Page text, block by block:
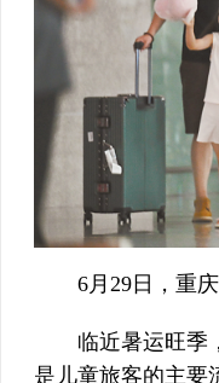
6月29日，重
临近暑运旺季
是儿童旅客的主要